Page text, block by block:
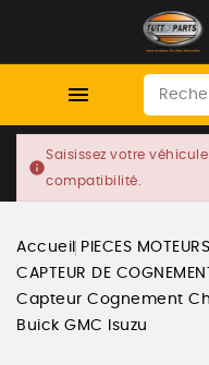

info
Saisissez votre
compatibilité.
Accueil
PIECES MOTEURS
CAPTEUR DE
Capteur Cognement
Buick GMC Isuzu